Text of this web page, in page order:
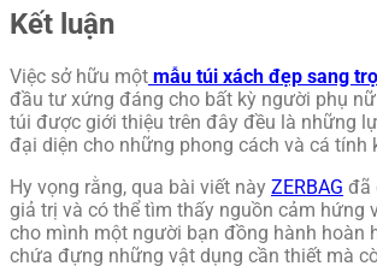
Kết luận
Việc sở hữu một mẫu túi xách đẹp sang
đầu tư xứng đáng cho bất kỳ người phụ
túi được giới thiệu trên đây đều là những
đại diện cho những phong cách và cá tính
Hy vọng rằng, qua bài viết này ZERBAG đã
giả trị và có thể tìm thấy nguồn cảm hứng
cho mình một người bạn đồng hành hoàn
chứa đựng những vật dụng cần thiết mà